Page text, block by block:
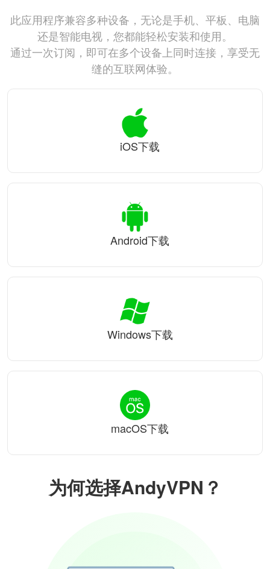
为何选择AndyVPN？
此应用程序兼容多种设备，无论是手机、平板、电脑
还是智能电视，您都能轻松安装和使用。
通过一次订阅，即可在多个设备上同时连接，享受无
缝的互联网体验。
iOS下载
Android下载
Windows下载
macOS下载